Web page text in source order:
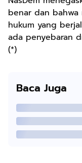
benar dan bahwa
hukum yang
ada penyebaran
(*)
Baca Juga